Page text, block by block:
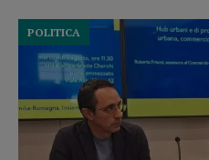
POLITICA